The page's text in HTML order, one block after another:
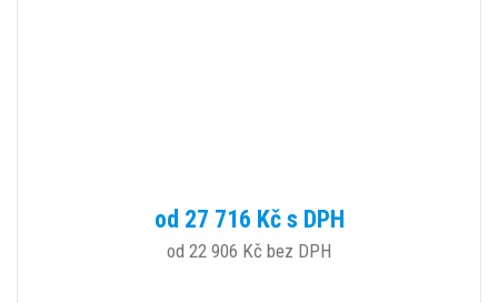
od 27 716 Kč s DPH
od 22 906 Kč bez DPH